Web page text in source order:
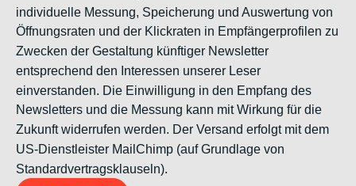
individuelle Messung, Speicherung und Auswertung von
Öffnungsraten und der Klickraten in Empfängerprofilen zu
Zwecken der Gestaltung künftiger Newsletter
entsprechend den Interessen unserer Leser
einverstanden. Die Einwilligung in den Empfang des
Newsletters und die Messung kann mit Wirkung für die
Zukunft widerrufen werden. Der Versand erfolgt mit dem
US-Dienstleister MailChimp (auf Grundlage von
Standardvertragsklauseln).